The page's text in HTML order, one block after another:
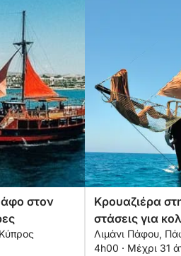
και κρυφές γωνιές της
να νιώσετε βιαστικά.
μέχρι γεωλογικά θαύματα,
μια ολοκληρωμένη
ομορφιάς της Κύπρου.
οικογένειες και όποιον
στον
Κρουαζιέρα
στάσεις για
Λιμάνι Πάφου,
4h00 · Μέχρι 31